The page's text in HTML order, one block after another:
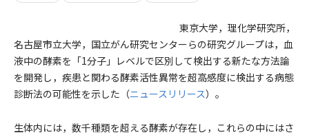
東京大学，理化学研究所，
名古屋市立大学，国立がん研究センターらの研究グループは，血
液中の酵素を「1分子」レベルで区別して検出する新たな方法論
を開発し，疾患と関わる酵素活性異常を超高感度に検出する病態
診断法の可能性を示した（ニュースリリース）。
生体内には，数千種類を超える酵素が存在し，これらの中にはさ